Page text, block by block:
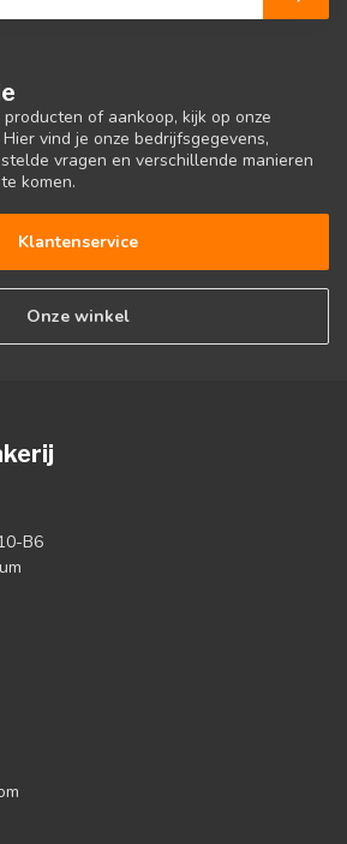
of aankoop, kijk op onze
vind je onze bedrijfsgegevens,
vragen en verschillende manieren
komen.
Klantenservice
Onze winkel
B6